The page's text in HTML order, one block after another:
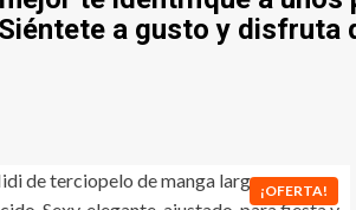
a gusto y disfruta
¡OFERTA!